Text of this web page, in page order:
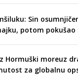
Sin
potom pokušao
Hormuški moreuz
za globalnu